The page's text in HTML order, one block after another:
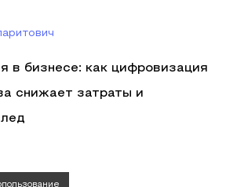
в бизнесе: как цифровизация
снижает затраты и